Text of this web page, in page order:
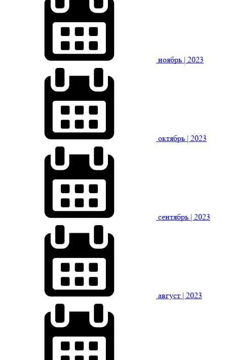
ноябрь | 2023
октябрь | 2023
сентябрь | 2023
август | 2023